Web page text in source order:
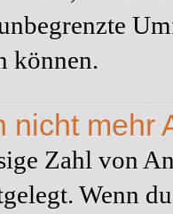
können.
nicht mehr
Zahl von
Wenn